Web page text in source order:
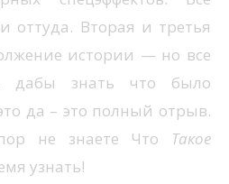
оттуда. Вторая и третья
истории — но все
дабы знать что было
да – это полный отрыв.
не знаете Что Такое
узнать!